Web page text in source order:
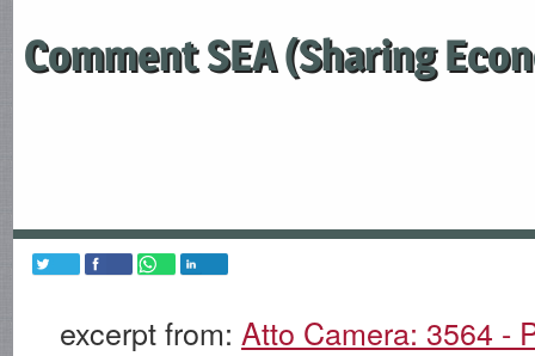
Comment SEA (Sharing
excerpt from: Atto Camera: 3564 -